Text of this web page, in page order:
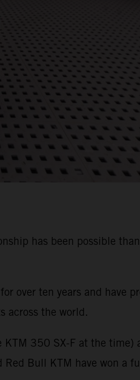
has been possible
over ten years and have
across the world.
350 SX-F at the
Bull KTM have won a